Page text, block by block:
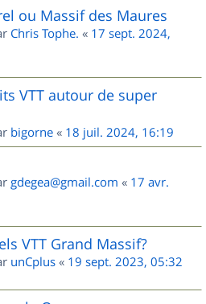
ou Massif des Maures
Chris Tophe. « 17 sept. 2024,
VTT autour de super
bigorne « 18 juil. 2024, 16:19
gdegea@gmail.com « 17 avr.
VTT Grand Massif?
unCplus « 19 sept. 2023, 05:32